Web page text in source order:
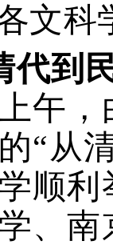
文科
代到
午
“从
顺利
、